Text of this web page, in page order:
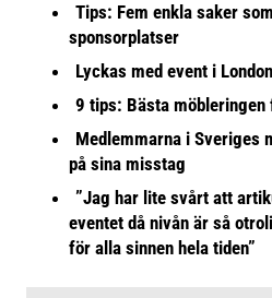
Tips: Fem enkla saker
sponsorplatser
Lyckas med event i
9 tips: Bästa
Medlemmarna i Sveriges
på sina misstag
”Jag har lite svårt att
eventet då nivån är så
för alla sinnen hela tiden”